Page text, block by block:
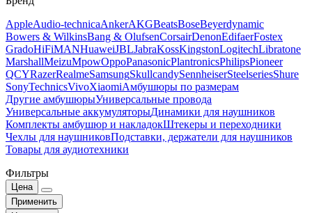
AppleAudio-technicaAnkerAKGBeatsBoseBeyerdynamic
Bowers & WilkinsBang & OlufsenCorsairDenonEdifaerFostex
GradoHiFiMANHuaweiJBLJabraKossKingstonLogitechLibratone
MarshallMeizuMpowOppoPanasonicPlantronicsPhilipsPioneer
QCYRazerRealmeSamsungSkullcandySennheiserSteelseriesShure
SonyTechnicsVivoXiaomiАмбушюры по размерам
Другие амбушюрыУниверсальные провода
Универсальные аккумуляторыДинамики для наушников
Комплекты амбушюр и накладокШтекеры и переходники
Чехлы для наушниковПодставки, держатели для наушников
Товары для аудиотехники
Фильтры
Цена
Применить